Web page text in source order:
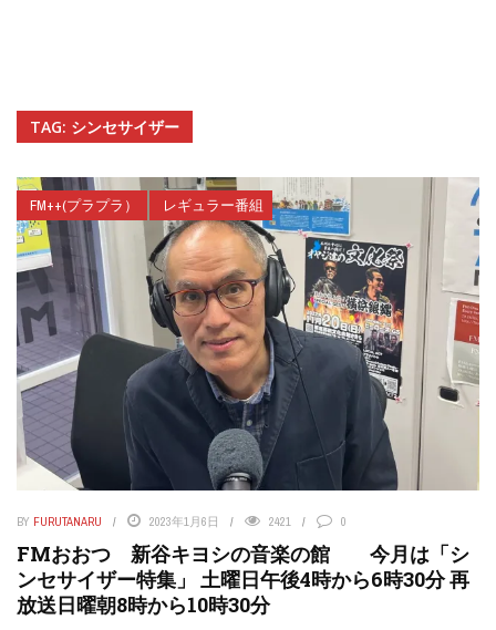
TAG: シンセサイザー
FM++(プラプラ） レギュラー番組
BY FURUTANARU 2023年1月6日 2421 0
FMおおつ 新谷キヨシの音楽の館 今月は「シ
ンセサイザー特集」 土曜日午後4時から6時30分 再
放送日曜朝8時から10時30分